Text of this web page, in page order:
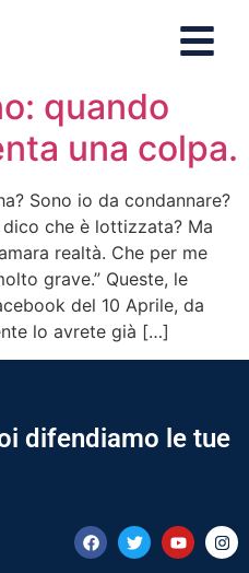
quando
una colpa.
Sono io da condannare?
che è lottizzata? Ma
realtà. Che per me
grave.” Queste, le
del 10 Aprile, da
lo avrete già […]
difendiamo le tue